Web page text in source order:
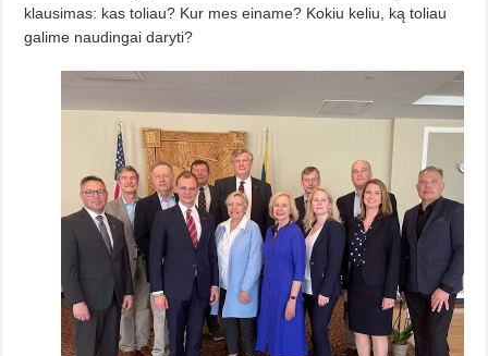
klausimas: kas toliau? Kur mes einame? Kokiu keliu, ką toliau
galime naudingai daryti?